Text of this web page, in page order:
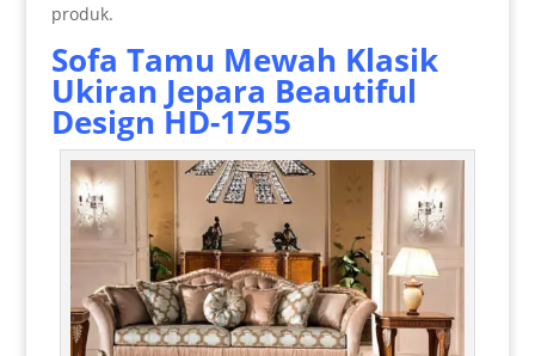
produk.
Sofa Tamu Mewah Klasik
Ukiran Jepara Beautiful
Design HD-1755